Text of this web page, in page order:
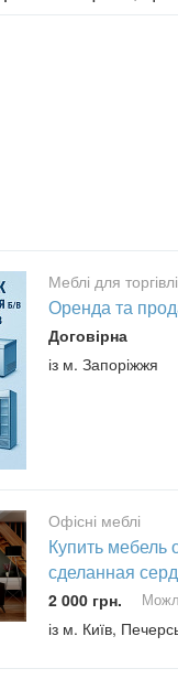
Меблі для торгівлі
Оренда та
Договірна
із м. Запоріжжя
Офісні меблі
Купить
сделанная
2 000 грн.
із м. Київ,